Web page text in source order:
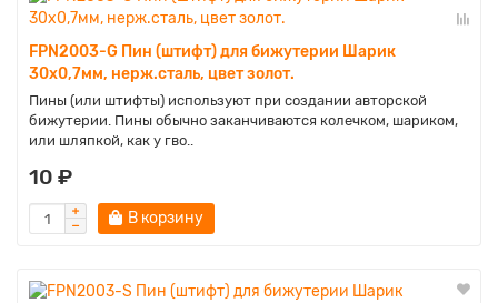
FPN2003-G Пин (штифт) для бижутерии Шарик
30х0,7мм, нерж.сталь, цвет золот.
Пины (или штифты) используют при создании авторской
бижутерии. Пины обычно заканчиваются колечком, шариком,
или шляпкой, как у гво..
10 ₽
В корзину